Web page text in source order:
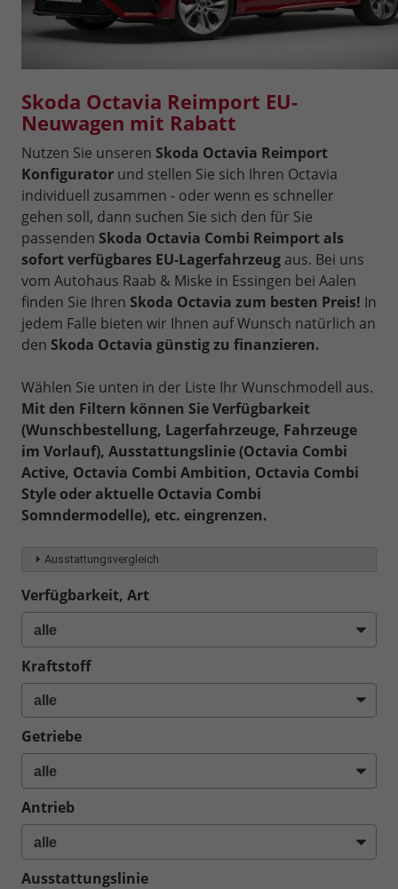
Skoda Octavia Reimport EU-
Neuwagen mit Rabatt
Nutzen Sie unseren Skoda Octavia Reimport
Konfigurator und stellen Sie sich Ihren Octavia
individuell zusammen - oder wenn es schneller
gehen soll, dann suchen Sie sich den für Sie
passenden Skoda Octavia Combi Reimport als
sofort verfügbares EU-Lagerfahrzeug aus. Bei uns
vom Autohaus Raab & Miske in Essingen bei Aalen
finden Sie Ihren Skoda Octavia zum besten Preis! In
jedem Falle bieten wir Ihnen auf Wunsch natürlich an
den Skoda Octavia günstig zu finanzieren.
Wählen Sie unten in der Liste Ihr Wunschmodell aus.
Mit den Filtern können Sie Verfügbarkeit
(Wunschbestellung, Lagerfahrzeuge, Fahrzeuge
im Vorlauf), Ausstattungslinie (Octavia Combi
Active, Octavia Combi Ambition, Octavia Combi
Style oder aktuelle Octavia Combi
Somndermodelle), etc. eingrenzen.
Ausstattungsvergleich
Verfügbarkeit, Art
Kraftstoff
Getriebe
Antrieb
Ausstattungslinie